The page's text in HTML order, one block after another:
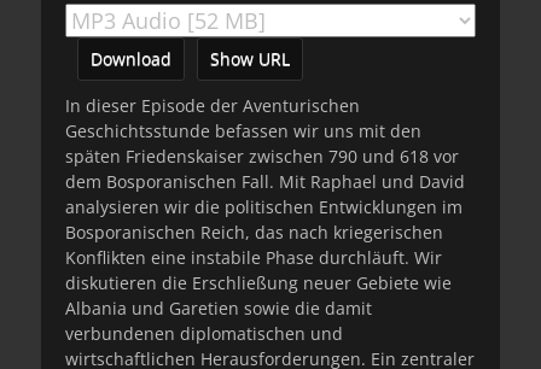
Download Show URL
In dieser Episode der Aventurischen
Geschichtsstunde befassen wir uns mit den
späten Friedenskaiser zwischen 790 und 618 vor
dem Bosporanischen Fall. Mit Raphael und David
analysieren wir die politischen Entwicklungen im
Bosporanischen Reich, das nach kriegerischen
Konflikten eine instabile Phase durchläuft. Wir
diskutieren die Erschließung neuer Gebiete wie
Albania und Garetien sowie die damit
verbundenen diplomatischen und
wirtschaftlichen Herausforderungen. Ein zentraler